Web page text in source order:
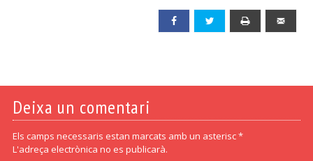
Facebook Twitter
Deixa un comentari
Els camps necessaris estan marcats amb un asterisc *
L'adreça electrònica no es publicarà.